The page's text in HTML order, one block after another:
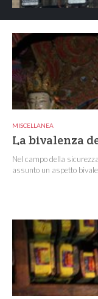
MISCELLANEA
La bivalenza
Nel campo della
assunto un aspetto